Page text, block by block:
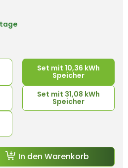
Set mit 10,36 kWh
Speicher
Set mit 31,08 kWh
Speicher
Gib den
In den Warenkorb